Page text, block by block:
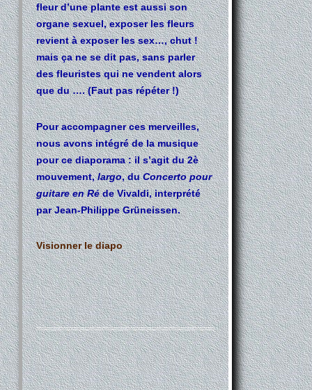
fleur d’une plante est aussi son
organe sexuel, exposer les fleurs
revient à exposer les sex…, chut !
mais ça ne se dit pas, sans parler
des fleuristes qui ne vendent alors
que du …. (Faut pas répéter !)
Pour accompagner ces merveilles,
nous avons intégré de la musique
pour ce diaporama : il s’agit du 2è
mouvement,largo, duConcerto pour
guitare en Réde Vivaldi, interprété
par Jean-Philippe Grüneissen.
Visionner le diapo